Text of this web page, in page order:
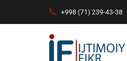
+998 (71) 239-43-38